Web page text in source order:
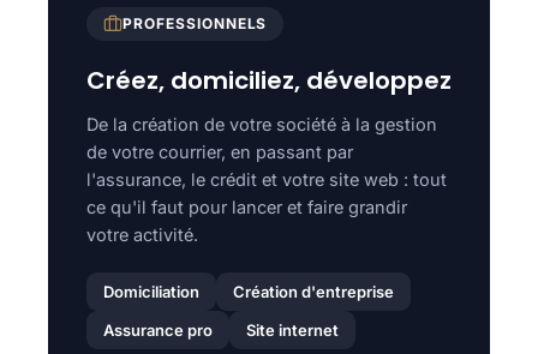
PROFESSIONNELS
Créez, domiciliez, développez
De la création de votre société à la gestion
de votre courrier, en passant par
l'assurance, le crédit et votre site web : tout
ce qu'il faut pour lancer et faire grandir
votre activité.
Domiciliation
Création d'entreprise
Assurance pro
Site internet